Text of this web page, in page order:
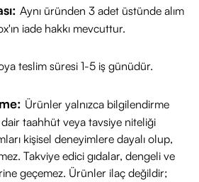
Aynı üründen 3 adet üstünde alım
iade hakkı mevcuttur.
teslim süresi 1-5 iş günüdür.
Ürünler yalnızca bilgilendirme
dair taahhüt veya tavsiye niteliği
kişisel deneyimlere dayalı olup,
Takviye edici gıdalar, dengeli ve
geçemez. Ürünler ilaç değildir;